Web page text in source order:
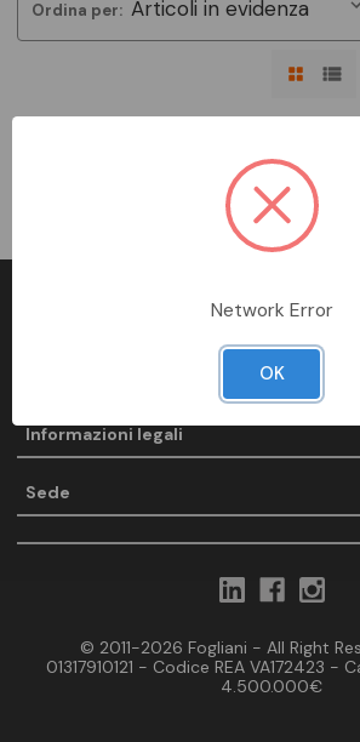
Ordina per:
Informazioni legali
Sede
© 2011-2026 Fogliani - All Right
01317910121 - Codice REA VA172423 -
4.500.000€
Network Error
OK